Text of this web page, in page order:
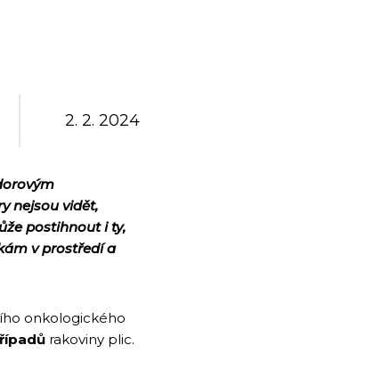
2. 2. 2024
nejsou vidět,
postihnout i ty,
v prostředí a
onkologického
rakoviny plic.